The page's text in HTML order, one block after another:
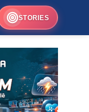
STORIES